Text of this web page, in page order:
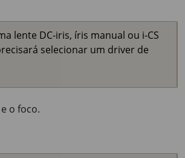
lente DC-iris, íris manual ou i-CS
selecionar um driver de
o foco.